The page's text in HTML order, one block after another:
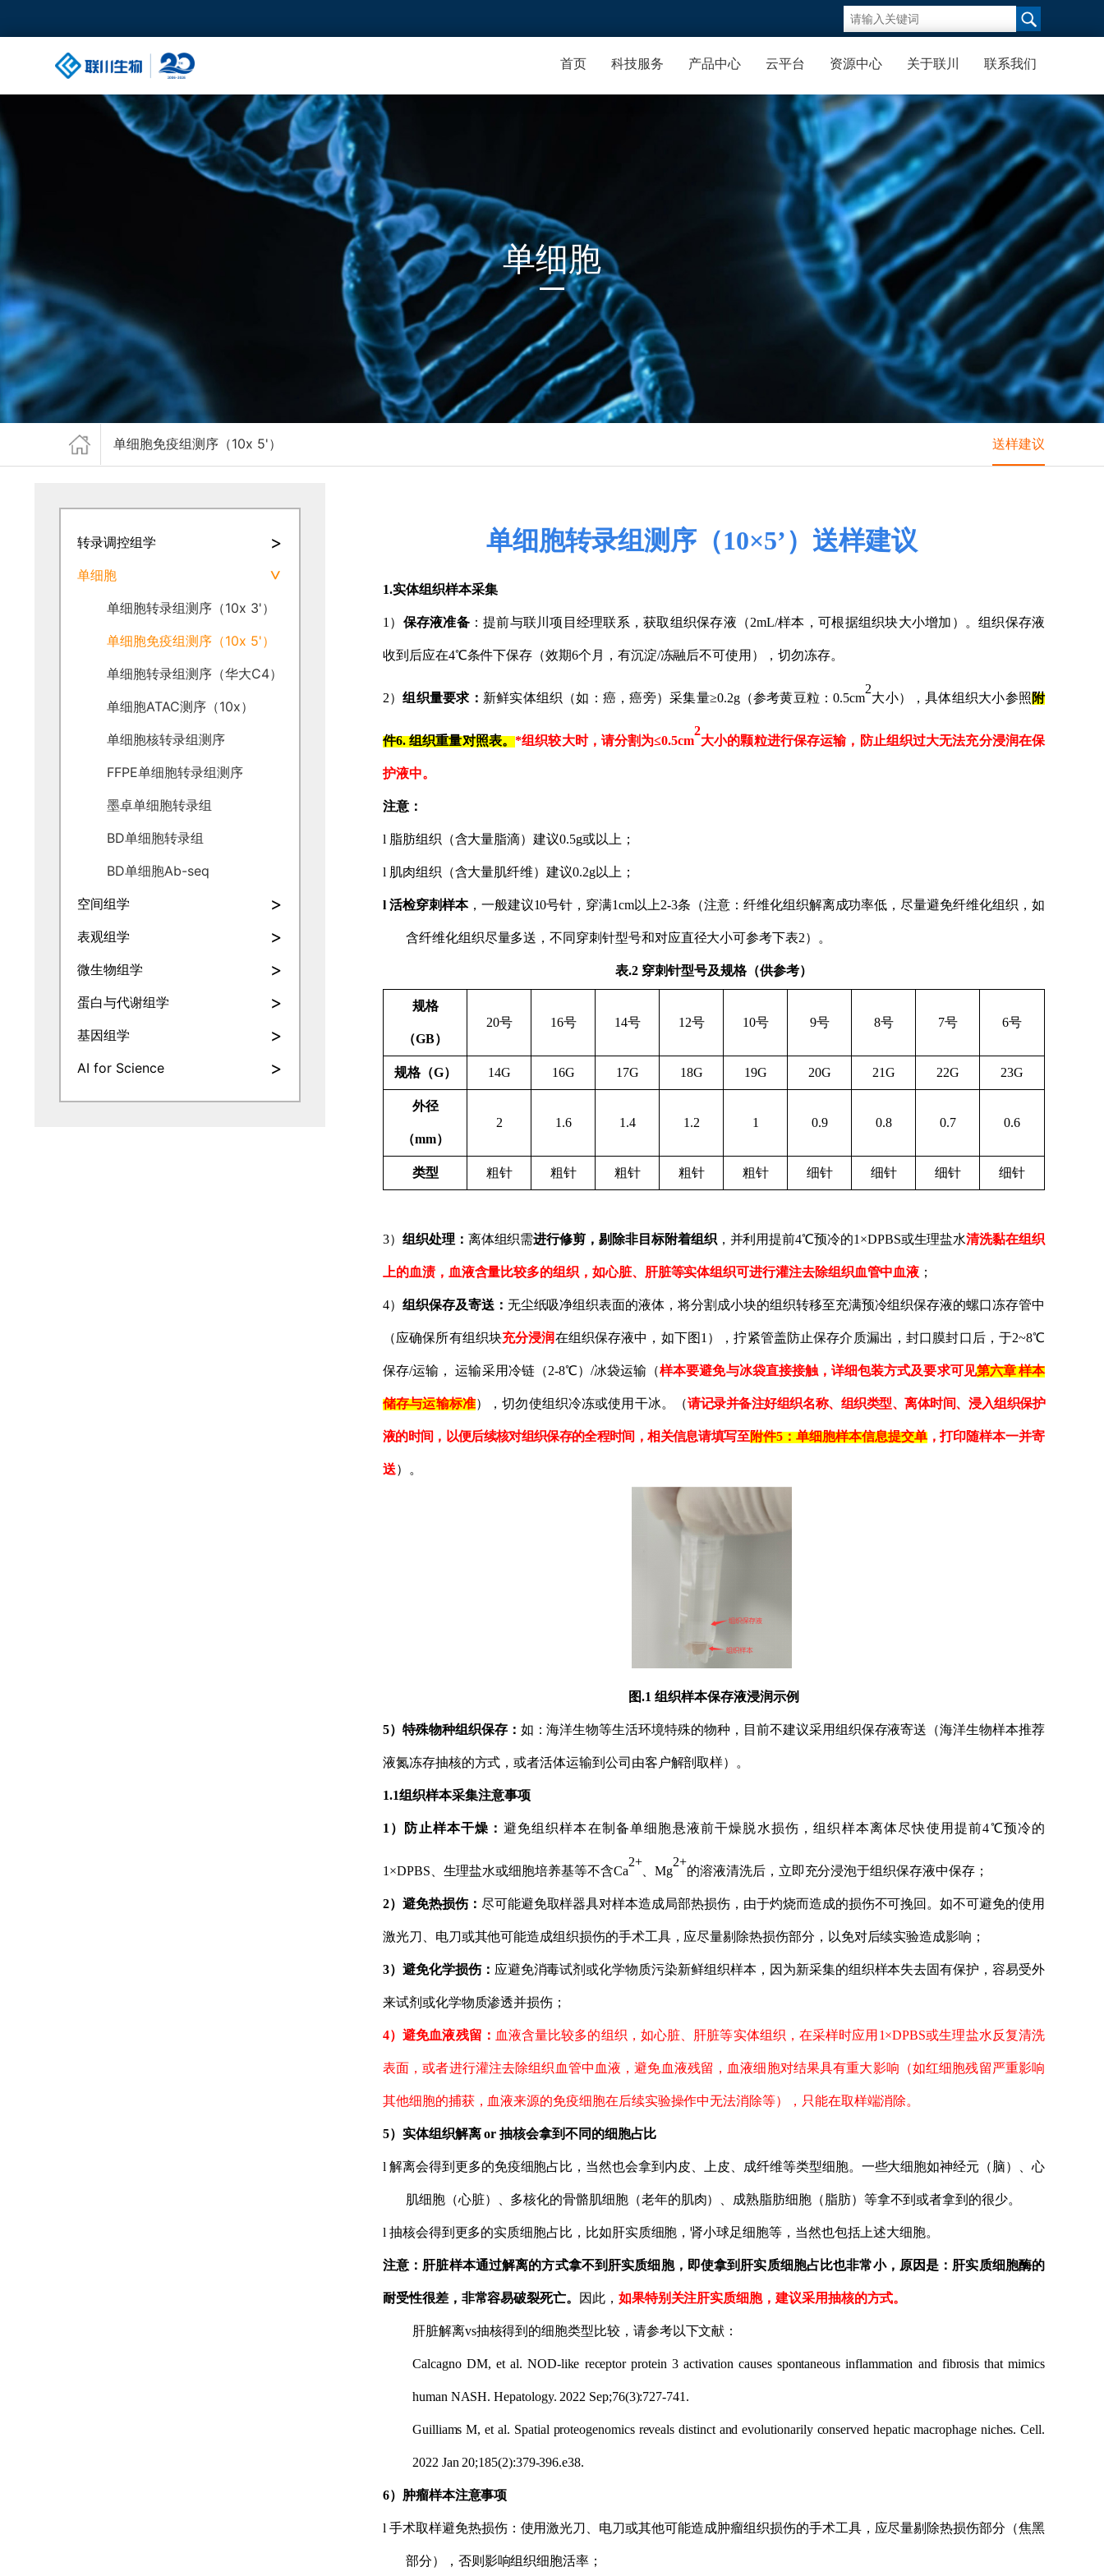
首页 科技服务 产品中心 云平台 资源中心 关于联川 联系我们
单细胞
单细胞免疫组测序（10x 5'） 送样建议
转录调控组学 >
单细胞 >
单细胞转录组测序（10x 3'）
单细胞免疫组测序（10x 5'）
单细胞转录组测序（华大C4）
单细胞ATAC测序（10x）
单细胞核转录组测序
FFPE单细胞转录组测序
墨卓单细胞转录组
BD单细胞转录组
BD单细胞Ab-seq
空间组学
>
表观组学 >
微生物组学 >
蛋白与代谢组学 >
基因组学 >
AI for Science >
单细胞转录组测序（10×5’） 送样建议
1.实体组织样本采集
1） 保存液准备：提前与联川项目经理联系，获取组织保存液（2mL/样本，可根据组织块大小增加） 。组织保存液
收到后应在4℃条件下保存 （效期6个月，有沉淀/冻融后不可使用 ），切勿冻存。
2）组织量要求： 新鲜实体组织 （如：癌，癌旁）采集量≥0.2g（参考黄豆粒：0.5cm
2
大小） ，具体组织大小参照附
件6. 组织重量对照表。*组织较大时， 请分割为≤0.5cm
2
大小的颗粒进行保存运输， 防止组织过大无法充分浸润在保
护液中。
注意：
l 脂肪组织（含大量脂滴）建议0.5g或以上 ；
l 肌肉组织（含大量肌纤维）建议0.2g以上 ；
l 活检穿刺样本，一般建议10号针，穿满1cm以上2-3条（注意：纤维化组织解离成功率低，尽量避免纤维化组织，如
含纤维化组织尽量多送，不同穿刺针型号和对应直径大小可参考下表2）。
表.2 穿刺针型号及规格（供参考）
规格
（GB）
20号 16号 14号 12号 10号 9号 8号 7号 6号
规格（G） 14G 16G 17G 18G 19G 20G 21G 22G 23G
外径
（mm）
2 1.6 1.4 1.2 1 0.9 0.8 0.7 0.6
类型 粗针 粗针 粗针 粗针 粗针 细针 细针 细针 细针
3） 组织处理： 离体组织需进行修剪，剔除非目标附着组织，并利用提前4℃预冷的1×DPBS或生理盐水清洗黏在组织
上的血渍，血液含量比较多的组织，如心脏、肝脏等实体组织可进行灌注去除组织血管中血液 ；
4） 组织保存及寄送 ： 无尘纸吸净组织表面的液体，将分割成小块的组织转移至充满预冷组织保存液的螺口冻存管中
（应确保所有组织块充分浸润在组织保存液中， 如下图1 ） ，拧紧管盖防止保存介质漏出 ，封口膜封口后， 于2~8℃
保存/运输，运输采用冷链（2-8℃）/冰袋运输（样本要避免与冰袋直接接触，详细包装方式及要求可见第六章样本
储存与运输标准），切勿使组织冷冻或使用干冰。（请记录并备注好组织名称、组织类型、离体时间、浸入组织保护
液的时间，以便后续核对组织保存的全程时间，相关信息请填写至附件5：单细胞样本信息提交单，打印随样本一并寄
送）。
图.1 组织样本保存液浸润示例
5） 特殊物种组织保存： 如：海洋生物等生活环境特殊的物种 ， 目前不建议采用组织保存液寄送（海洋生物样本推荐
液氮冻存抽核的方式，或者活体运输到公司由客户解剖取样）。
1.1组织样本采集注意事项
1） 防止样本干燥： 避免组织样本在制备单细胞悬液前干燥脱水损伤，组织样本离体尽快使用提前4℃预冷的
1×DPBS 生理盐水或细胞培养基等不含Ca
2+
、Mg
2+
的溶液清洗后，立即充分浸泡于组织保存液中保存；
2） 避免热损伤： 尽可能避免取样器具对样本造成局部热损伤，由于灼烧而造成的损伤不可挽回。如不可避免的使用
激光刀、电刀或其他可能造成组织损伤的手术工具，应尽量剔除热损伤部分，以免对后续实验造成影响 ；
3） 避免化学损伤： 应避免消毒试剂或化学物质污染新鲜组织样本，因为新采集的组织样本失去固有保护，容易受外
来试剂或化学物质渗透并损伤 ；
4）避免血液残留： 血液含量比较多的组织，如心脏、肝脏等实体组织， 在采样时应用 1×DPBS或生理盐水反复清洗
表面 ，或者进行灌注去除组织血管中血液，避免血液残留， 血液细胞对结果具有重大影响 （如红细胞残留严重影响
其他细胞的捕获，血液来源的免疫细胞在后续实验操作中无法消除等） ，只能在取样端消除。
5） 实体组织解离 or 抽核会拿到不同的细胞占比
l 解离会得到更多的免疫细胞占比，当然也会拿到内皮、上皮、成纤维等类型细胞。一些大细胞如神经元（脑）、心
肌细胞（心脏）、多核化的骨骼肌细胞（老年的肌肉）、成熟脂肪细胞（脂肪）等拿不到或者拿到的很少。
l 抽核会得到更多的实质细胞占比，比如肝实质细胞，肾小球足细胞等，当然也包括上述大细胞。
注意：肝脏样本通过解离的方式拿不到肝实质细胞，即使拿到肝实质细胞占比也非常小，原因是：肝实质细胞酶的
耐受性很差，非常容易破裂死亡。 因此， 如果特别关注肝实质细胞，建议采用抽核的方式。
肝脏解离vs抽核得到的细胞类型比较，请参考以下文献：
Calcagno DM, et al. NOD-like receptor protein 3 activation causes spontaneous inflammation and fibrosis that mimics
human NASH. Hepatology. 2022 Sep;76(3):727-741.
Guilliams M,et al. Spatial proteogenomics reveals distinct and evolutionarily conserved hepatic macrophage niches. Cell.
2022 Jan 20;185(2):379-396.e38.
6） 肿瘤样本注意事项
l 手术取样避免热损伤：使用激光刀、电刀或其他可能造成肿瘤组织损伤的手术工具，应尽量剔除热损伤部分（焦黑
部分）， 否则影响组织细胞活率；